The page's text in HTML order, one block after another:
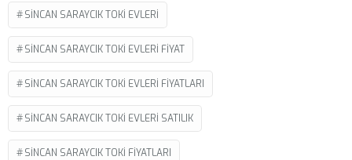
SINCAN SARAYCIK TOKI EVLERI
SINCAN SARAYCIK TOKI EVLERI FIYAT
SINCAN SARAYCIK TOKI EVLERI FIYATLARI
SINCAN SARAYCIK TOKI EVLERI SATILIK
SINCAN SARAYCIK TOKI FIYATLARI